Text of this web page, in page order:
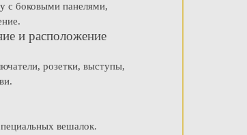
с боковыми панелями,
и расположение
розетки, выступы,
вешалок.